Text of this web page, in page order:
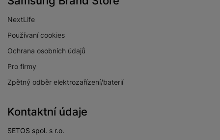
NextLife
Používaní cookies
Ochrana osobních údajů
Pro firmy
Zpětný odběr elektrozařízení/baterií
Kontaktní údaje
SETOS spol. s r.o.